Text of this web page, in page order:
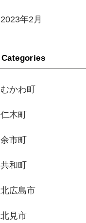
2023年2月
Categories
むかわ町
仁木町
余市町
共和町
北広島市
北見市